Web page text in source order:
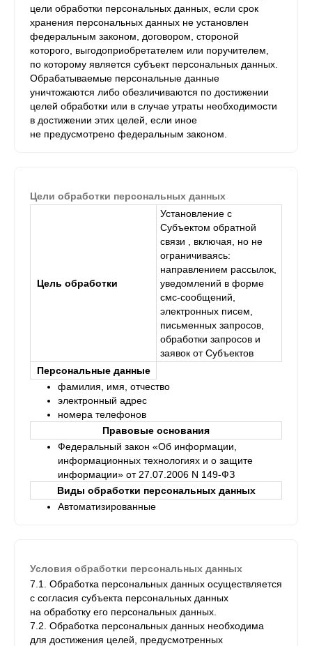
цели обработки персональных данных, если срок
хранения персональных данных не установлен
федеральным законом, договором, стороной
которого, выгодоприобретателем или поручителем,
по которому является субъект персональных данных.
Обрабатываемые персональные данные
уничтожаются либо обезличиваются по достижении
целей обработки или в случае утраты необходимости
в достижении этих целей, если иное
не предусмотрено федеральным законом.
Цели обработки персональных данных
Цель обработки
Установление с
Субъектом обратной
связи , включая, но не
ограничиваясь:
направлением рассылок,
уведомлений в форме
смс-сообщений,
электронных писем,
письменных запросов,
обработки запросов и
заявок от Субъектов
Персональные данные
фамилия, имя, отчество
электронный адрес
номера телефонов
Правовые основания
Федеральный закон «Об информации,
информационных технологиях и о защите
информации» от 27.07.2006 N 149-ФЗ
Виды обработки персональных данных
Автоматизированные
Условия обработки персональных данных
7.1. Обработка персональных данных осуществляется
с согласия субъекта персональных данных
на обработку его персональных данных.
7.2. Обработка персональных данных необходима
для достижения целей, предусмотренных